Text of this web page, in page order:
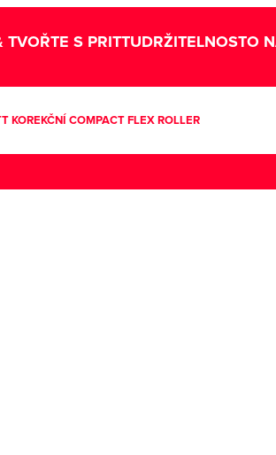
TVOŘTE S PRITTUDRŽITELNOSTO
KOREKČNÍ COMPACT FLEX ROLLER